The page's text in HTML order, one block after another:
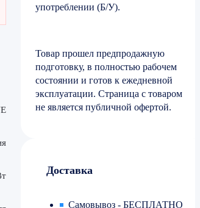
употреблении (Б/У).
Товар прошел предпродажную
подготовку, в полностью рабочем
состоянии и готов к ежедневной
эксплуатации. Страница с товаром
не является публичной офертой.
Доставка
Самовывоз - БЕСПЛАТНО